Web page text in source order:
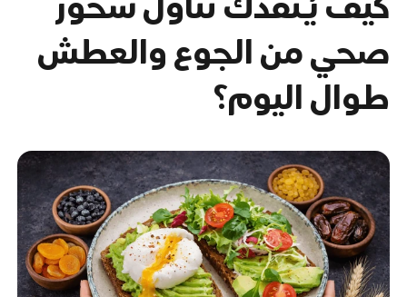
صحي من الجوع والعطش
طوال اليوم؟